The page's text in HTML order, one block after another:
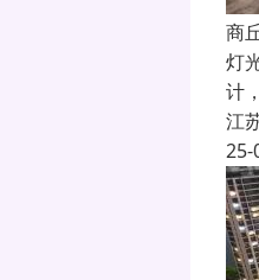
商
灯
计
江
25-